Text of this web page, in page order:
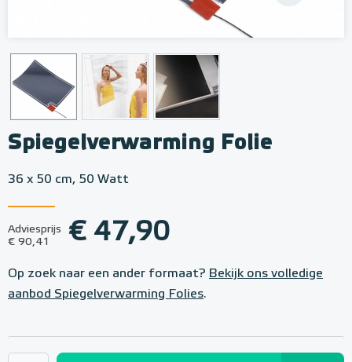
Spiegelverwarming Folie
36 x 50 cm, 50 Watt
Adviesprijs
€ 90,41
€ 47,90
Op zoek naar een ander formaat? Bekijk ons volledige
aanbod Spiegelverwarming Folies.